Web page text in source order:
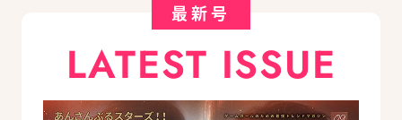
最新号
LATEST ISSUE